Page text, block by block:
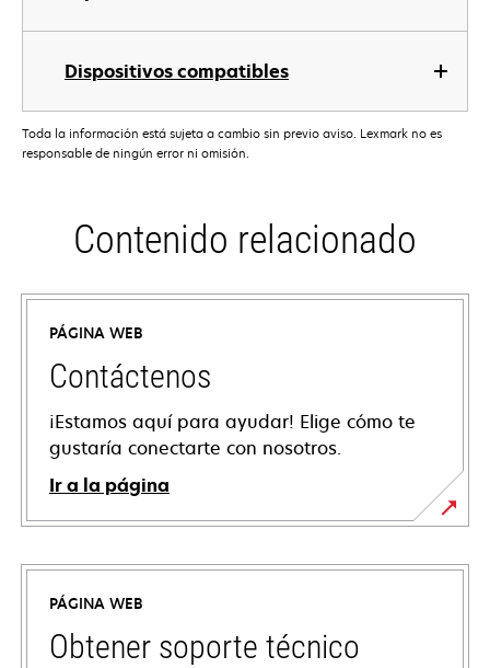
Dispositivos compatibles
Toda la información está sujeta a cambio sin previo aviso. Lexmark no es
responsable de ningún error ni omisión.
Contenido relacionado
PÁGINA WEB
Contáctenos
¡Estamos aquí para ayudar! Elige cómo te
gustaría conectarte con nosotros.
Ir a la página
PÁGINA WEB
Obtener soporte técnico